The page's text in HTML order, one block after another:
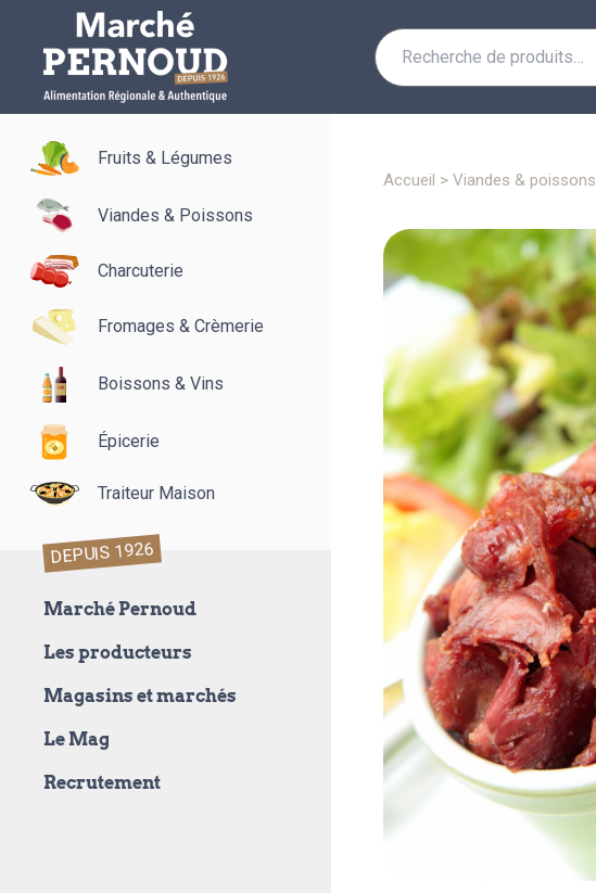
Recherche
pour :
Fruits & Légumes
Viandes & Poissons
Charcuterie
Fromages & Crèmerie
Boissons & Vins
Épicerie
Traiteur Maison
DEPUIS 1926
Marché Pernoud
Les producteurs
Magasins et marchés
Le Mag
Recrutement
accueil > viandes & poissons